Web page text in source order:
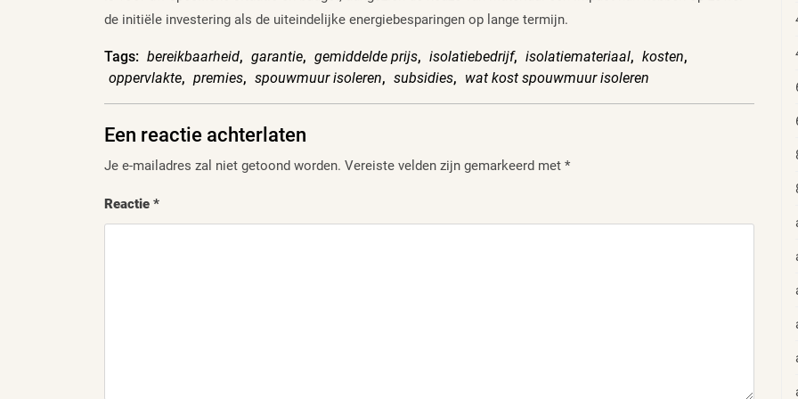
de initiële investering als de uiteindelijke energiebesparingen op lange termijn.
Tags: bereikbaarheid, garantie, gemiddelde prijs, isolatiebedrijf, isolatiemateriaal, kosten,
oppervlakte, premies, spouwmuur isoleren, subsidies, wat kost spouwmuur isoleren
Een reactie achterlaten
Je e-mailadres zal niet getoond worden. Vereiste velden zijn gemarkeerd met *
Reactie *